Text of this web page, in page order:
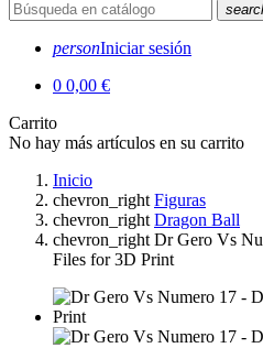
personIniciar sesión
0 0,00 €
Carrito
No hay más artículos en su carrito
Inicio
chevron_right Figuras
chevron_right Dragon Ball
chevron_right Dr Gero Vs
Files for 3D Print